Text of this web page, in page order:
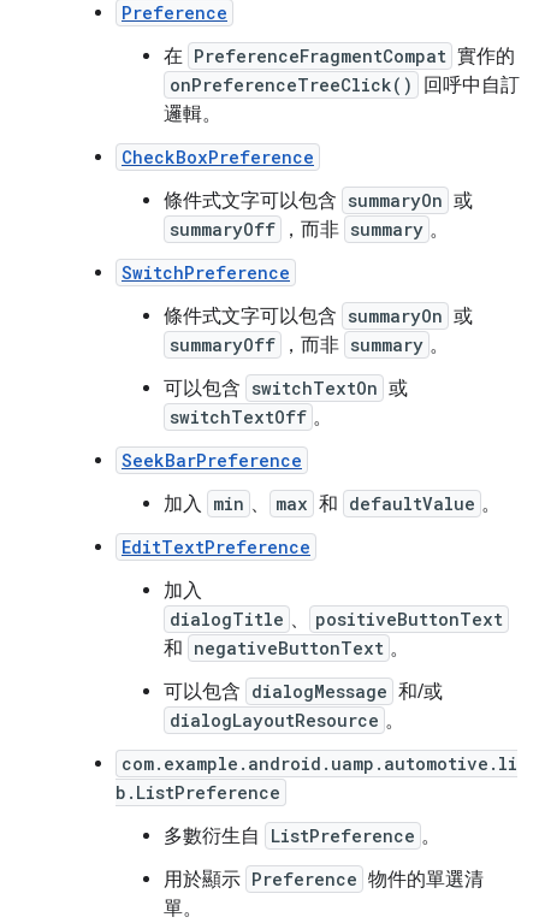
Preference
在 PreferenceFragmentCompat 實作的
onPreferenceTreeClick()
回呼中自訂
邏輯。
CheckBoxPreference
條件式文字可以包含 summaryOn 或
summaryOff ，而非 summary 。
SwitchPreference
條件式文字可以包含 summaryOn 或
summaryOff ，而非 summary 。
可以包含 switchTextOn 或
switchTextOff 。
SeekBarPreference
加入 min 、 max 和 defaultValue 。
EditTextPreference
加入
dialogTitle 、 positiveButtonText
和 negativeButtonText 。
可以包含 dialogMessage 和/或
dialogLayoutResource 。
com.example.android.uamp.automotive.li
b.ListPreference
多數衍生自 ListPreference 。
用於顯示 Preference 物件的單選清
單。